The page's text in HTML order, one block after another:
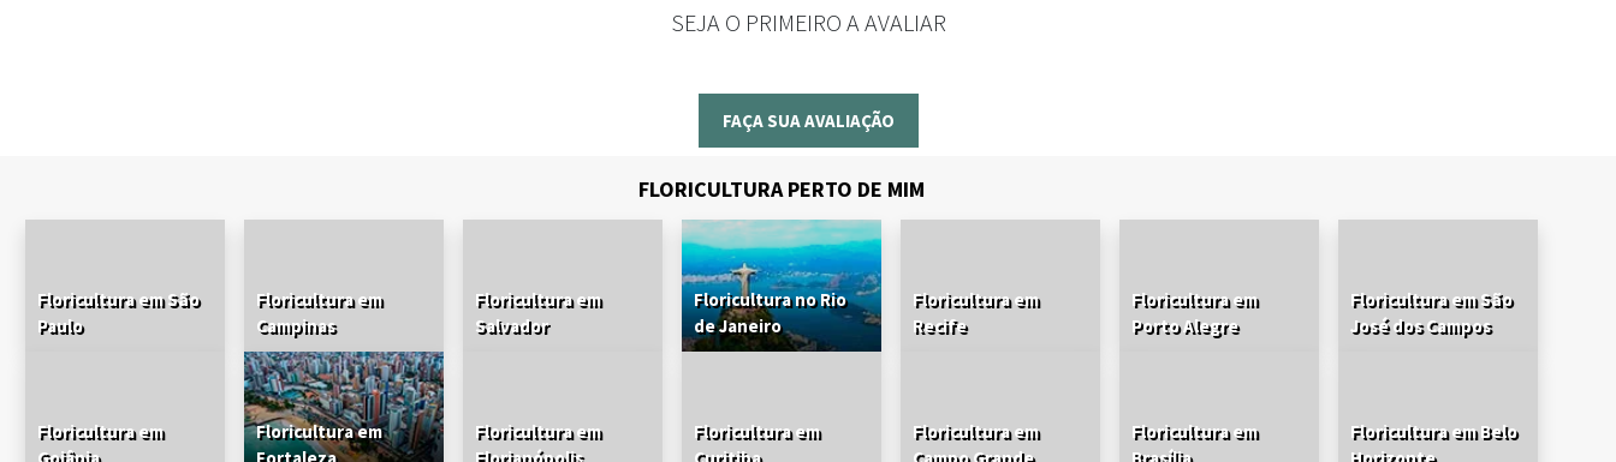
SEJA O PRIMEIRO A AVALIAR
FAÇA SUA AVALIAÇÃO
FLORICULTURA PERTO DE MIM
Floricultura em São
Paulo
Floricultura em
Campinas
Floricultura em
Salvador
Floricultura no Rio
de Janeiro
Floricultura em
Recife
Floricultura em
Porto Alegre
Floricultura em São
José dos Campos
Floricultura em
Floricultura em
Floricultura em
Floricultura em
Floricultura em
Floricultura em
Floricultura em Belo